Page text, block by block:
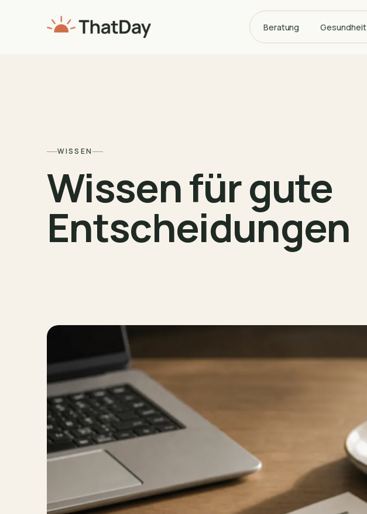
Beratung Gesundheit
WISSEN
Wissen für gute
Entscheidungen